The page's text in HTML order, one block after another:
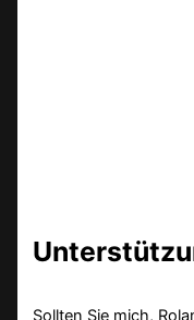
Sollten Sie mich,